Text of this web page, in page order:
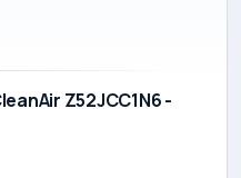
Z52JCC1N6 -